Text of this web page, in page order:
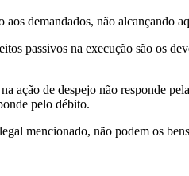
demandados, não alcançando
passivos na execução são os
ação de despejo não responde
pelo débito.
mencionado, não podem os